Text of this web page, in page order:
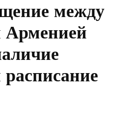
между
Арменией